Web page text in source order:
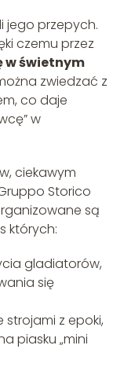
jego przepych.
czemu przez
w świetnym
zwiedzać z
co daje
w
ciekawym
Storico
są
których:
gladiatorów,
się
strojami z epoki,
piasku „mini